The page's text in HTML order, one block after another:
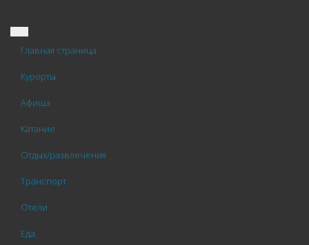
Главная страница
Курорты
Афиша
Катание
Отдых/развлечения
Транспорт
Отели
Еда